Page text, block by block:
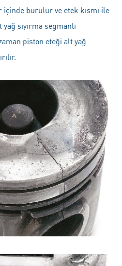
burulur ve etek kısmı ile
sıyırma segmanlı
piston eteği alt yağ